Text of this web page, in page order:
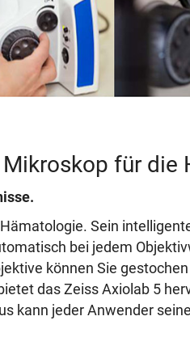
für die
Sein
bei jedem
können Sie
das Zeiss Axiolab 5
kann jeder Anwender